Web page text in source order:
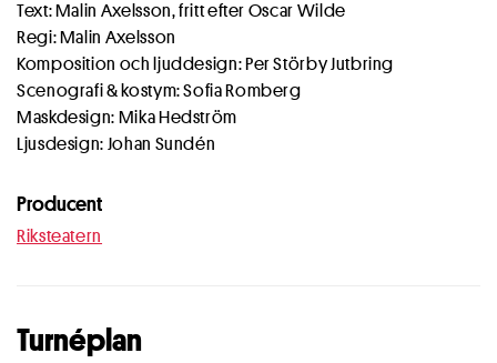
Text: Malin Axelsson, fritt efter Oscar Wilde
Regi: Malin Axelsson
Komposition och ljuddesign: Per Störby Jutbring
Scenografi & kostym: Sofia Romberg
Maskdesign: Mika Hedström
Ljusdesign: Johan Sundén
Producent
Riksteatern
Turnéplan